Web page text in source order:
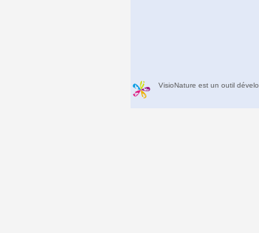
VisioNature est un outil